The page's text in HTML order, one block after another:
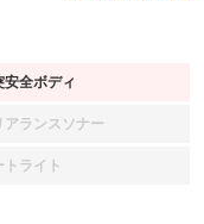
安全ボディ
備あり
アランスソナー
備なし
トライト
備なし